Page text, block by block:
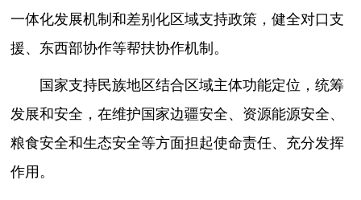
一体化发展机制和差别化区域支持政策，健全对口支
援、东西部协作等帮扶协作机制。
国家支持民族地区结合区域主体功能定位，统筹
发展和安全，在维护国家边疆安全、资源能源安全、
粮食安全和生态安全等方面担起使命责任、充分发挥
作用。